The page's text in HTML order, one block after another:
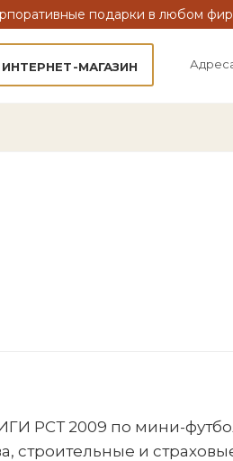
подарки в любом
ИНТЕРНЕТ-МАГАЗИН
РСТ 2009 по мини-
строительные и